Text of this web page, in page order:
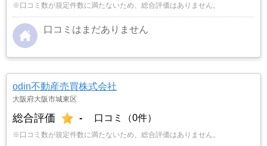
※口コミ数が規定件数に満たないため、総合評価はありません。
口コミはまだありません
odin不動産売買株式会社
大阪府大阪市城東区
総合評価 - 口コミ（0件）
※口コミ数が規定件数に満たないため、総合評価はありません。